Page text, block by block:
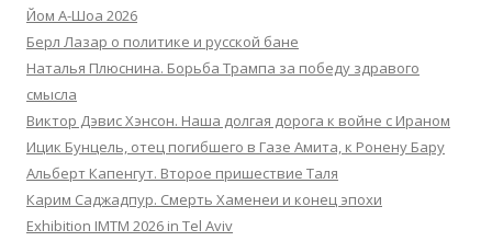
Йом А-Шоа 2026
Берл Лазар о политике и русской бане
Наталья Плюснина. Борьба Трампа за победу здравого
смысла
Виктор Дэвис Хэнсон. Наша долгая дорога к войне с Ираном
Ицик Бунцель, отец погибшего в Газе Амита, к Ронену Бару
Альберт Капенгут. Второе пришествие Таля
Карим Саджадпур. Смерть Хаменеи и конец эпохи
Exhibition IMTM 2026 in Tel Aviv